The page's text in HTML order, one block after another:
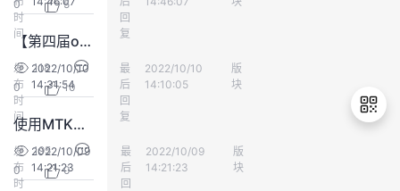
时
间
回
复
0
5
【第四届openGauss征文活动参赛作品】干货输出【开源Mall4j商城系统-MySQL5.7数据库底座替换探索实践】
发
布
时
间
2022/10/10
14:31:54
最
后
回
复
Gauss松鼠会
2022/10/10
14:10:05
版
块
118
0
10
使用MTK迁移Mysql源库后主键自增列导致数据无法插入问题
发
布
时
2022/10/09
14:21:23
最
后
回
Gauss松鼠会
2022/10/09
14:21:23
版
块
195
0
0